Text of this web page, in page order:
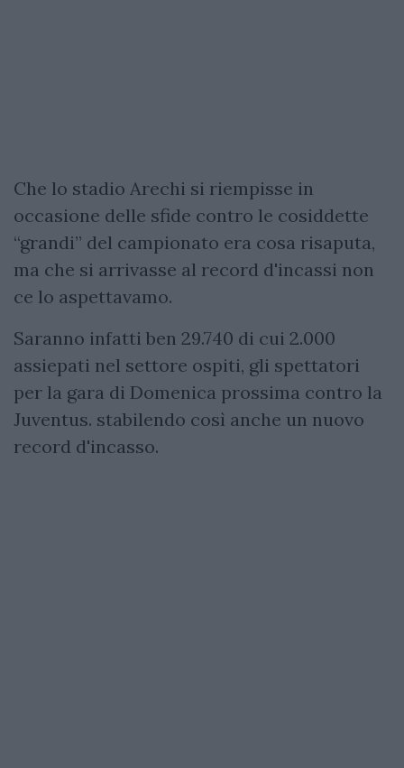
Che lo stadio Arechi si riempisse in
occasione delle sfide contro le cosiddette
“grandi” del campionato era cosa risaputa,
ma che si arrivasse al record d'incassi non
ce lo aspettavamo.
Saranno infatti ben 29.740 di cui 2.000
assiepati nel settore ospiti, gli spettatori
per la gara di Domenica prossima contro la
Juventus. stabilendo così anche un nuovo
record d'incasso.